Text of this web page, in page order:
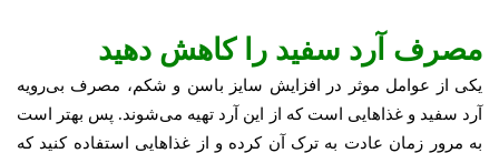
مصرف آرد سفید را کاهش دهید
یکی از عوامل موثر در افزایش سایز باسن و شکم، مصرف بی‌رویه
آرد سفید و غذاهایی است که از این آرد تهیه می‌شوند. پس بهتر است
به مرور زمان عادت به ترک آن کرده و از غذاهایی استفاده کنید که